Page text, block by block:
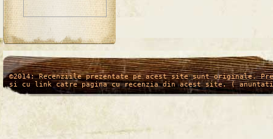
/* */
©2014: Recenziile prezentate pe acest site sunt originale.
si cu link catre pagina cu recenzia din acest site. (